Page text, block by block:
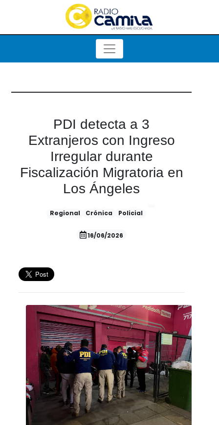
PDI detecta a 3
Extranjeros con Ingreso
Irregular durante
Fiscalización Migratoria en
Los Ángeles
Regional Crónica Policial
16/06/2026